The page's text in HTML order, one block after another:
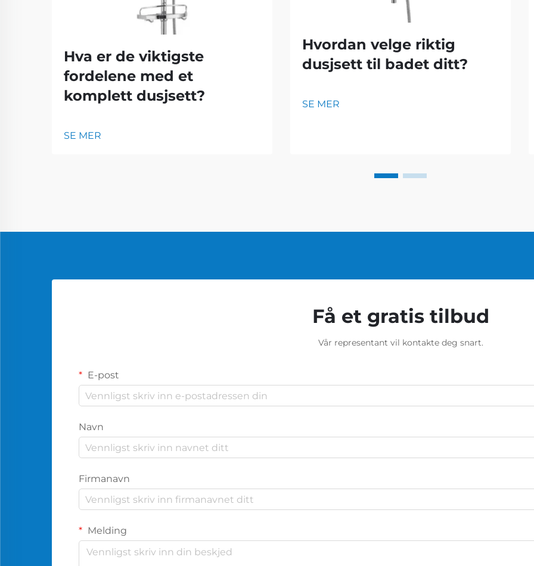
Hva er de viktigste
fordelene med et
komplett dusjsett?
SE MER
Hvordan velge riktig
dusjsett til badet ditt?
SE MER
Få et gratis tilbud
Vår representant vil kontakte deg snart.
E-post
Navn
Firmanavn
Melding